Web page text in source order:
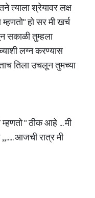
त्याला श्रेयावर लक्ष
हो सर मी खर्च
सकाळी तुम्हला
लग्न करण्यास
तिला उचलून तुमच्या
" ठीक आहे ... मी
आजची रात्र मी